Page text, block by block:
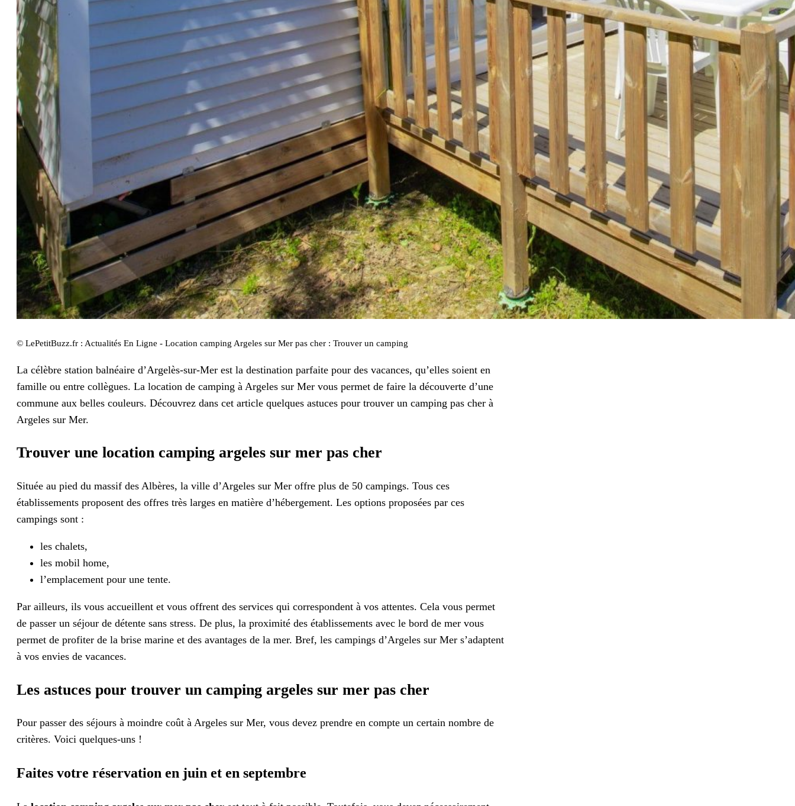
© LePetitBuzz.fr : Actualités En Ligne - Location camping Argeles sur Mer pas cher : Trouver un camping
La célèbre station balnéaire d’Argelès-sur-Mer est la destination parfaite pour des vacances, qu’elles soient en
famille ou entre collègues. La location de camping à Argeles sur Mer vous permet de faire la découverte d’une
commune aux belles couleurs. Découvrez dans cet article quelques astuces pour trouver un camping pas cher à
Argeles sur Mer.
Trouver une location camping argeles sur mer pas cher
Située au pied du massif des Albères, la ville d’Argeles sur Mer offre plus de 50 campings. Tous ces
établissements proposent des offres très larges en matière d’hébergement. Les options proposées par ces
campings sont :
les chalets,
les mobil home,
l’emplacement pour une tente.
Par ailleurs, ils vous accueillent et vous offrent des services qui correspondent à vos attentes. Cela vous permet
de passer un séjour de détente sans stress. De plus, la proximité des établissements avec le bord de mer vous
permet de profiter de la brise marine et des avantages de la mer. Bref, les campings d’Argeles sur Mer s’adaptent
à vos envies de vacances.
Les astuces pour trouver un camping argeles sur mer pas cher
Pour passer des séjours à moindre coût à Argeles sur Mer, vous devez prendre en compte un certain nombre de
critères. Voici quelques-uns !
Faites votre réservation en juin et en septembre